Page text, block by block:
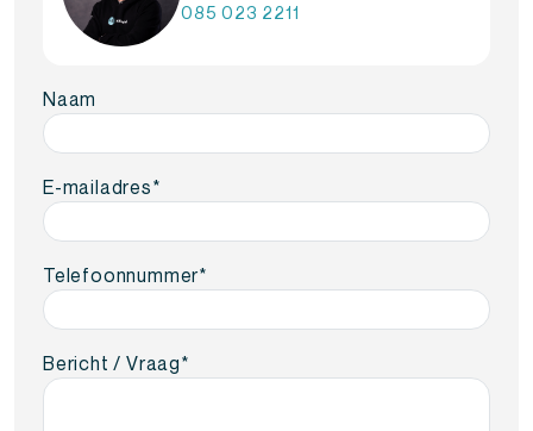
085 023 2211
Naam
E-mailadres*
Telefoonnummer*
Bericht / Vraag*